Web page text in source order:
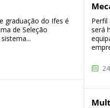
graduação do Ifes é
de Seleção
Perfil
será